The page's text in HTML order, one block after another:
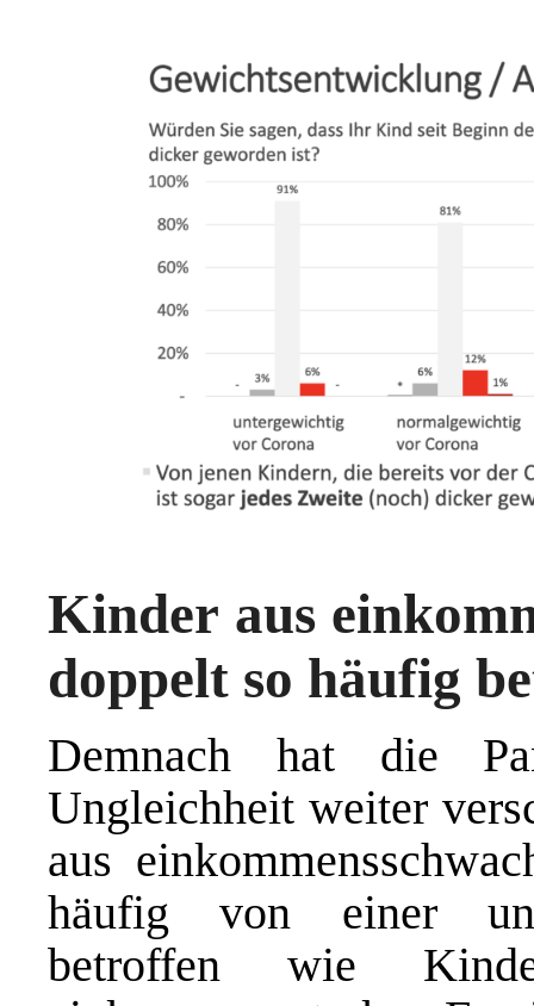
Kinder aus
doppelt so häufig
Demnach hat die
Ungleichheit weiter
aus
häufig von einer
betroffen wie